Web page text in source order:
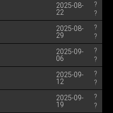
2025-08-
22
?
?
2025-08-
29
?
?
2025-09-
06
?
?
2025-09-
12
?
?
2025-09-
19
?
?